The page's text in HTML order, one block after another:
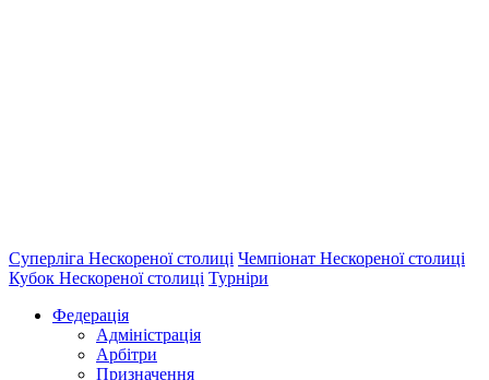
Суперліга Нескореної столиці Чемпіонат Нескореної столиці
Кубок Нескореної столиці Турніри
Федерація
Адміністрація
Арбітри
Призначення